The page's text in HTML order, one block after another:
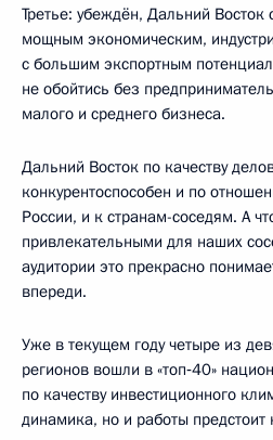
Третье: убеждён, Дальний Восток
мощным экономическим,
с большим экспортным
не обойтись без
малого и среднего бизнеса.
Дальний Восток по качеству
конкурентоспособен и по
России, и к странам-соседям. А
привлекательными для наших
аудитории это прекрасно
впереди.
Уже в текущем году четыре из
регионов вошли в «топ‑40»
по качеству инвестиционного
динамика, но и работы предстоит